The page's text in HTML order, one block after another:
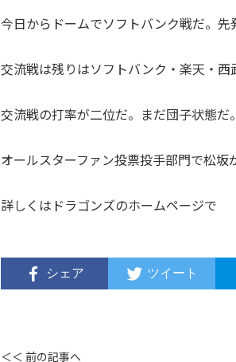
今日からドームでソフトバンク戦だ。先
交流戦は残りはソフトバンク・楽天・
交流戦の打率が二位だ。まだ団子状態
オールスターファン投票投手部門で松坂
詳しくはドラゴンズのホームページで
シェア ツイート
＜＜ 前の記事へ